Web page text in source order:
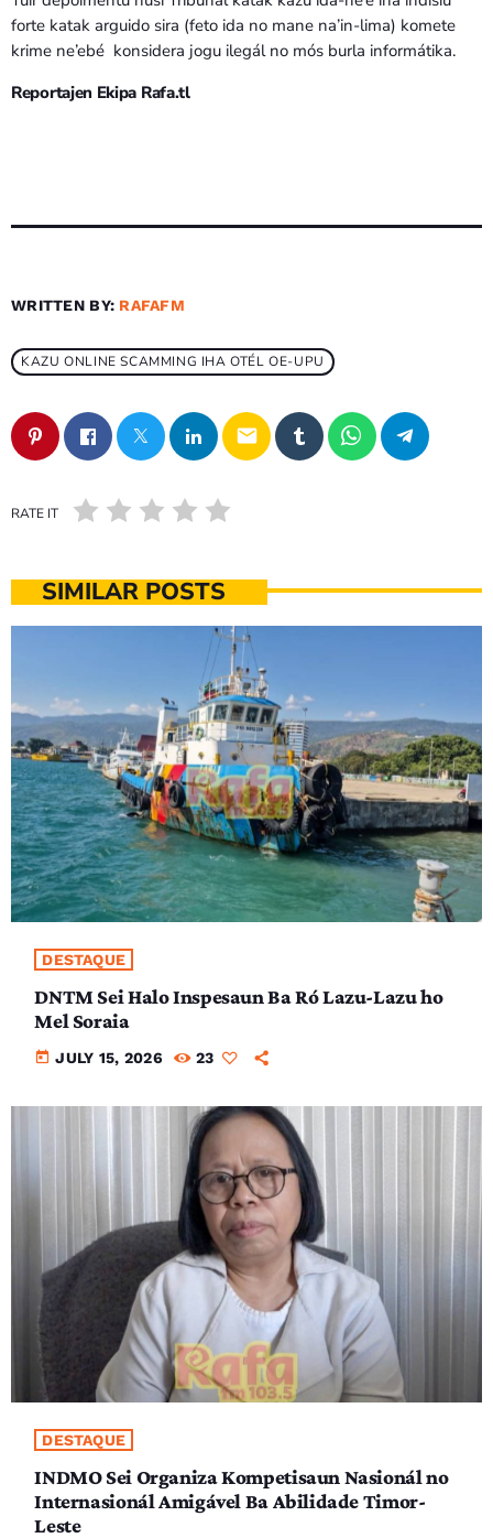
forte katak arguido sira (feto ida no mane na’in-lima) komete
krime ne’ebé konsidera jogu ilegál no mós burla informátika.
Reportajen Ekipa Rafa.tl
WRITTEN BY: RAFAFM
KAZU ONLINE SCAMMING IHA OTÉL OE-UPU
email
RATE IT
SIMILAR POSTS
DESTAQUE
DNTM Sei Halo Inspesaun Ba Ró Lazu-Lazu ho
Mel Soraia
today JULY 15, 2026 23
DESTAQUE
INDMO Sei Organiza Kompetisaun Nasionál no
Internasionál Amigável Ba Abilidade Timor-
Leste